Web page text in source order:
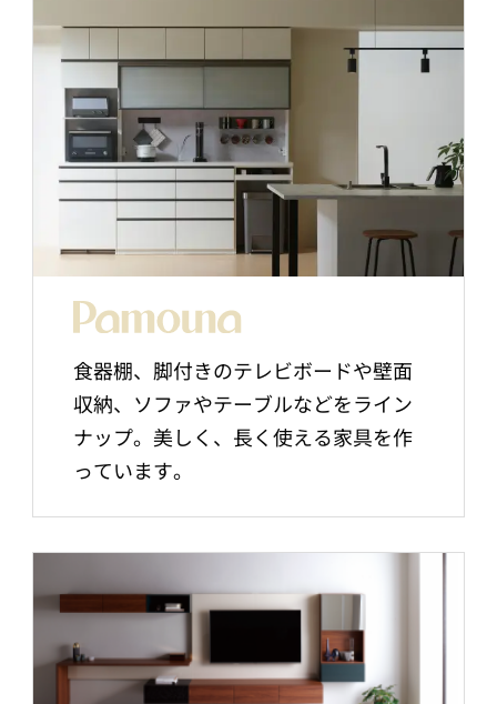
食器棚、脚付きのテレビボードや壁面
収納、ソファやテーブルなどをライン
ナップ。美しく、長く使える家具を作
っています。